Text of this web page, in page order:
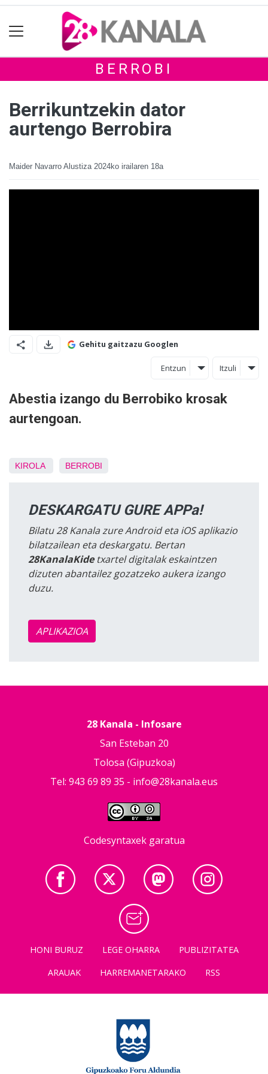
BERROBI
Berrikuntzekin dator
aurtengo Berrobira
Maider Navarro Alustiza 2024ko irailaren 18a
Gehitu gaitzazu Googlen
Entzun Itzuli
Abestia izango du Berrobiko krosak
aurtengoan.
KIROLA BERROBI
DESKARGATU GURE APPa!
Bilatu 28 Kanala zure Android eta iOS aplikazio
bilatzailean eta deskargatu. Bertan
28KanalaKidetxartel digitalak eskaintzen
dizuten abantailez gozatzeko aukera izango
duzu.
APLIKAZIOA
28 Kanala - Infosare
San Esteban 20
Tolosa (Gipuzkoa)
Tel: 943 69 89 35 - info@28kanala.eus
Codesyntaxek garatua
HONI BURUZ LEGE OHARRA
PUBLIZITATEA
ARAUAK
HARREMANETARAKO RSS